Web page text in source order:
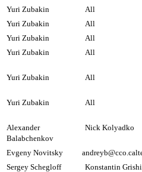
Yuri Zubakin All
Yuri Zubakin All
Yuri Zubakin All
Yuri Zubakin All
Yuri Zubakin All
Yuri Zubakin All
Alexander
Balabchenkov
Nick Kolyadko
Evgeny Novitsky
Sergey Schegloff Konstantin